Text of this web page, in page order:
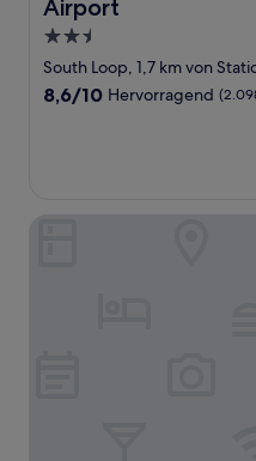
Airport
2.5-
Sterne-
Unterkunft
South Loop, 1,7 km von
8.6
8,6/10 Hervorragend
Homewood Suites by